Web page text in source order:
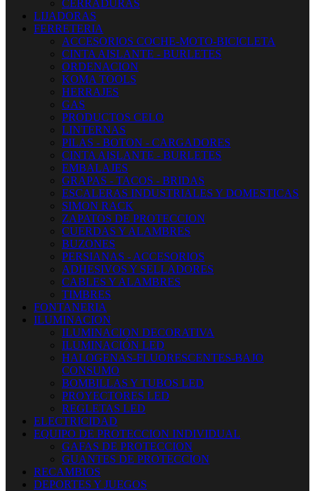
CERRADURAS
LIJADORAS
FERRETERIA
ACCESORIOS COCHE-MOTO-BICICLETA
CINTA AISLANTE - BURLETES
ORDENACION
KOMA TOOLS
HERRAJES
GAS
PRODUCTOS CELO
LINTERNAS
PILAS - BOTON - CARGADORES
CINTA AISLANTE - BURLETES
EMBALAJES
GRAPAS - TACOS - BRIDAS
ESCALERAS INDUSTRIALES Y DOMESTICAS
SIMON RACK
ZAPATOS DE PROTECCION
CUERDAS Y ALAMBRES
BUZONES
PERSIANAS - ACCESORIOS
ADHESIVOS Y SELLADORES
CABLES Y ALAMBRES
TIMBRES
FONTANERIA
ILUMINACION
ILUMINACION DECORATIVA
ILUMINACIÓN LED
HALOGENAS-FLUORESCENTES-BAJO
CONSUMO
BOMBILLAS Y TUBOS LED
PROYECTORES LED
REGLETAS LED
ELECTRICIDAD
EQUIPO DE PROTECCION INDIVIDUAL
GAFAS DE PROTECCION
GUANTES DE PROTECCION
RECAMBIOS
DEPORTES Y JUEGOS